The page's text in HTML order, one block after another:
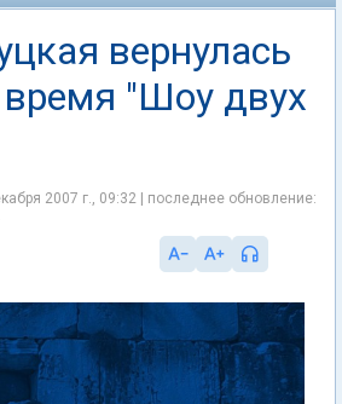
вернулась
"Шоу двух
2007 г., 09:32 | последнее обновление: